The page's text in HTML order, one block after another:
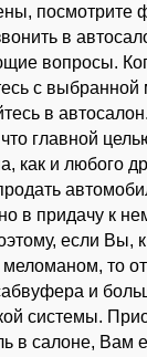
посмотрите
в
вопросы.
с выбранной
в
главной
как и любого
в придачу к
если Вы,
меломаном, то
и
системы.
в салоне, Вам